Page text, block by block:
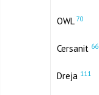
OWL 70
Cersanit 66
Dreja 111